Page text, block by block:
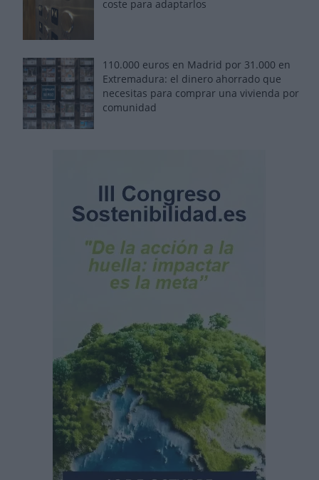
coste para adaptarlos
110.000 euros en Madrid por 31.000 en
Extremadura: el dinero ahorrado que
necesitas para comprar una vivienda por
comunidad